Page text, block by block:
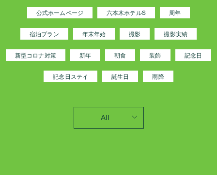
公式ホームページ 六本木ホテルS 周年
宿泊プラン 年末年始 撮影 撮影実績
新型コロナ対策 新年 朝食 装飾 記念日
記念日ステイ 誕生日 雨降
All